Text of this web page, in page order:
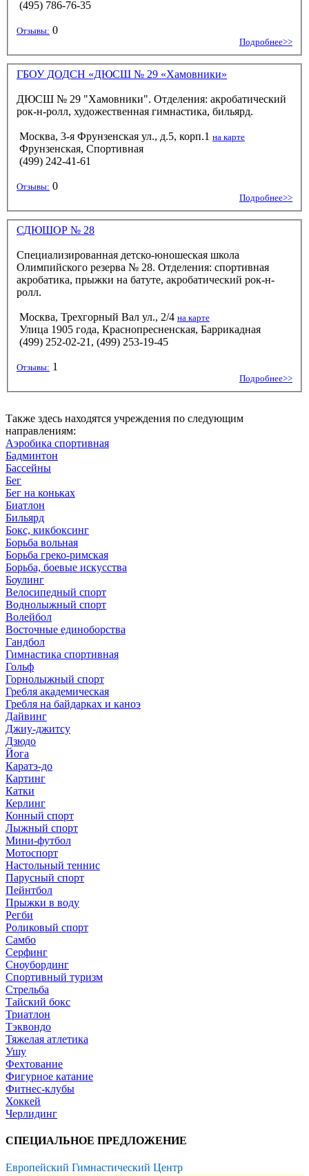
(495) 786-76-35
Отзывы: 0
Подробнее>>
ГБОУ ДОДСН «ДЮСШ № 29 «Хамовники»
ДЮСШ № 29 "Хамовники". Отделения: акробатический
рок-н-ролл, художественная гимнастика, бильярд.
Москва, 3-я Фрунзенская ул., д.5, корп.1 на карте
Фрунзенская, Спортивная
(499) 242-41-61
Отзывы: 0
Подробнее>>
СДЮШОР № 28
Специализированная детско-юношеская школа
Олимпийского резерва № 28. Отделения: спортивная
акробатика, прыжки на батуте, акробатический рок-н-
ролл.
Москва, Трехгорный Вал ул., 2/4 на карте
Улица 1905 года, Краснопресненская, Баррикадная
(499) 252-02-21, (499) 253-19-45
Отзывы: 1
Подробнее>>
Также здесь находятся учреждения по следующим
направлениям:
Аэробика спортивная
Бадминтон
Бассейны
Бег
Бег на коньках
Биатлон
Бильярд
Бокс, кикбоксинг
Борьба вольная
Борьба греко-римская
Борьба, боевые искусства
Боулинг
Велосипедный спорт
Воднолыжный спорт
Волейбол
Восточные единоборства
Гандбол
Гимнастика спортивная
Гольф
Горнолыжный спорт
Гребля академическая
Гребля на байдарках и каноэ
Дайвинг
Джиу-джитсу
Дзюдо
Йога
Каратэ-до
Картинг
Катки
Керлинг
Конный спорт
Лыжный спорт
Мини-футбол
Мотоспорт
Настольный теннис
Парусный спорт
Пейнтбол
Прыжки в воду
Регби
Роликовый спорт
Самбо
Серфинг
Сноубординг
Спортивный туризм
Стрельба
Тайский бокс
Триатлон
Тэквондо
Тяжелая атлетика
Ушу
Фехтование
Фигурное катание
Фитнес-клубы
Хоккей
Черлидинг
СПЕЦИАЛЬНОЕ ПРЕДЛОЖЕНИЕ
Европейский Гимнастический Центр